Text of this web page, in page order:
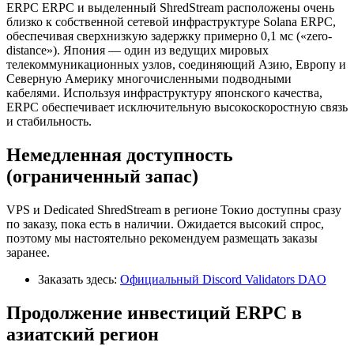
ERPC ERPC и выделенный ShredStream расположены очень
близко к собственной сетевой инфраструктуре Solana ERPC,
обеспечивая сверхнизкую задержку примерно 0,1 мс («zero-
distance»). Япония — один из ведущих мировых
телекоммуникационных узлов, соединяющий Азию, Европу и
Северную Америку многочисленными подводными
кабелями. Используя инфраструктуру японского качества,
ERPC обеспечивает исключительную высокоскоростную связь
и стабильность.
Немедленная доступность
(ограниченный запас)
VPS и Dedicated ShredStream в регионе Токио доступны сразу
по заказу, пока есть в наличии. Ожидается высокий спрос,
поэтому мы настоятельно рекомендуем размещать заказы
заранее.
Заказать здесь: Официальный Discord Validators DAO
Продолжение инвестиций ERPC в
азиатский регион